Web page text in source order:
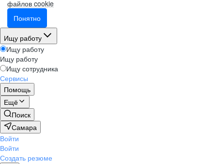
файлов cookie
Понятно
Ищу работу
Ищу работу
Ищу работу
Ищу сотрудника
Сервисы
Помощь
Ещё
Поиск
Самара
Войти
Войти
Создать резюме